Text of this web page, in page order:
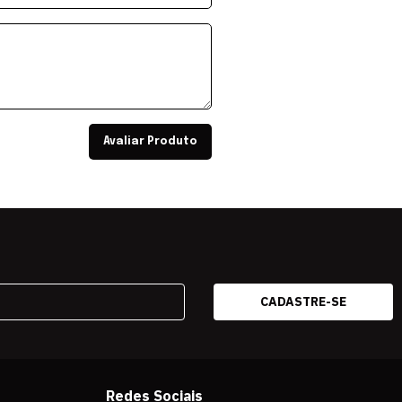
Avaliar Produto
Redes Sociais